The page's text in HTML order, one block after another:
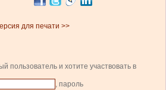
для печати >>
пользователь и хотите участвовать в
, пароль